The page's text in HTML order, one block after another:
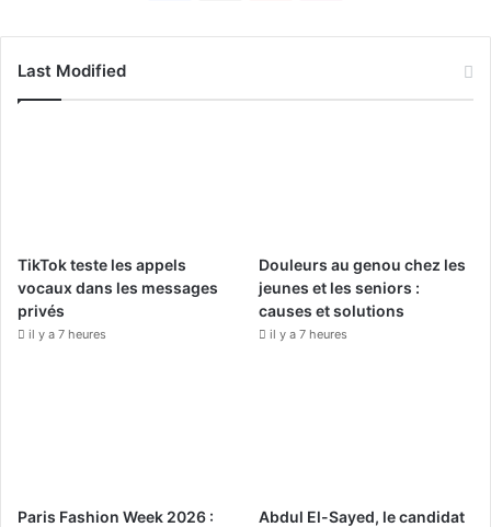
k
a
m
Last Modified
TikTok teste les appels
vocaux dans les messages
privés
il y a 7 heures
Douleurs au genou chez les
jeunes et les seniors :
causes et solutions
il y a 7 heures
Paris Fashion Week 2026 :
Abdul El-Sayed, le candidat